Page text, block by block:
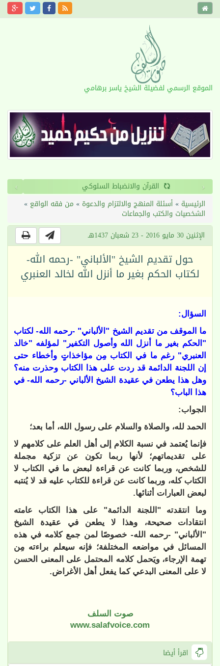
الموقع الرسمي لفضيلة الشيخ ياسر برهامي
القرآن والانضباط السلوكي ‹
›
الرئيسية »أسئلة المنهج والالتزام والدعوة » من فقه الواقع »
الشخصيات والكتب والجماعات
الإثنين 30 مايو 2016 - 23 شعبان 1437هـ
حول تقديم الشيخ "الألباني" -رحمه الله-
لكتاب الحكم بغير ما أنزل الله لخالد العنبري
السؤال:
ما الموقف من تقديم الشيخ "الألباني" -رحمه الله- لكتاب
"الحكم بغير ما أنزل الله وأصول التكفير" لمؤلفه "خالد
العنبري" رغم ما في الكتاب مِن مؤاخذاتٍ وأخطاء حتى
إن اللجنة الدائمة قد ردت على هذا الكتاب وحذرت منه؟
وهل هذا يطعن في عقيدة الشيخ الألباني -رحمه الله- في
هذا الباب؟
الجواب:
الحمد لله، والصلاة والسلام على رسول الله، أما بعد؛
فإنما يُعتمد في نسبة الكلام إلى أهل العلم على كلامهم لا
على تقديماتهم؛ لأنها ربما تكون عن تزكية مجملة
للشخص، وربما كانت عن قراءة لبعض ما في الكتاب لا
الكتاب كله، وربما كانت عن قراءة للكتاب عليه قد لا يُنتبه
لبعض العبارات أثنائها.
وما انتقدته "اللجنة الدائمة" على هذا الكتاب عامته
انتقادات صحيحة، وهذا لا يطعن في عقيدة الشيخ
"الألباني" -رحمه الله- خصوصًا لمن جمع كلامه في هذه
المسائل في مواضعه المختلفة؛ فإنه سيعلم براءته مِن
تهمة الإرجاء، ويَحمل كلامه المحتمل على المعنى الحسن
لا على المعنى البدعي كما يفعل أهل الأغراض.
صوت السلف
www.salafvoice.com
اقرأ أيضا